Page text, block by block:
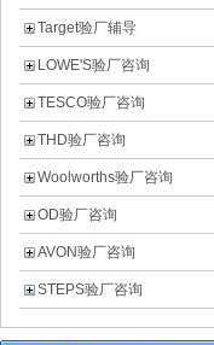
Target验厂辅导
LOWE'S验厂咨询
TESCO验厂咨询
THD验厂咨询
Woolworths验厂咨询
OD验厂咨询
AVON验厂咨询
STEPS验厂咨询